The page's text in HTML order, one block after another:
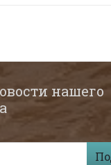
нашего